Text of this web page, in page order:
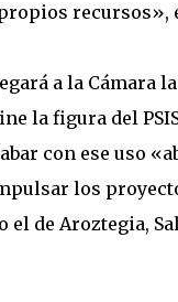
recursos»,
a la Cámara
la figura del
con ese uso
los
el de Aroztegia,